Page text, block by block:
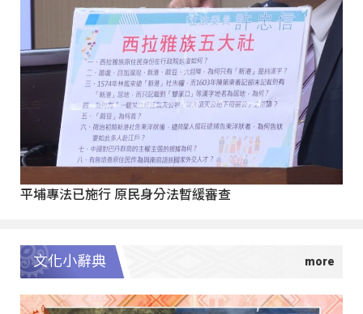
平埔專法已施行 原民身分法暫緩審查
文化小辭典